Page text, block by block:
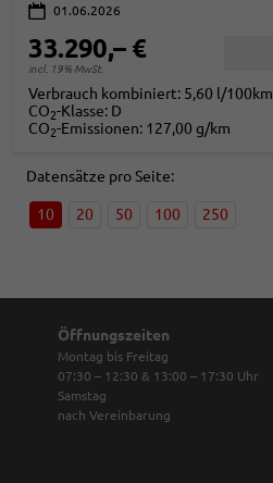
01.06.2026
33.290,– €
incl. 19% MwSt.
Verbrauch kombiniert: 5,60 l/100km
CO2-Klasse: D
CO2-Emissionen: 127,00 g/km
Datensätze pro Seite:
10 20 50 100 250
Öffnungszeiten
Montag bis Freitag
07:30 – 12:30 & 13:00 – 17:30 Uhr
Samstag
nach Vereinbarung